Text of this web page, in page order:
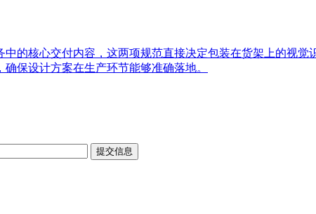
的核心交付内容，这两项规范直接决定包装在货架上的视
保设计方案在生产环节能够准确落地。